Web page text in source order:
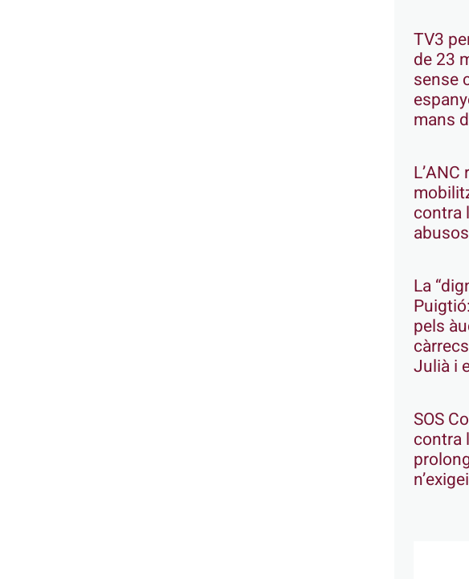
TV3
de 23
sense
mans
contra
La
pels
Julià i
SOS
contra